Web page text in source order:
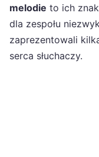
melodie to ich
dla zespołu
zaprezentowali
serca słuchaczy.